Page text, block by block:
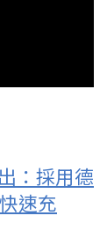
：採用德
速充